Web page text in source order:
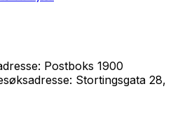
Postboks 1900
Stortingsgata 28,